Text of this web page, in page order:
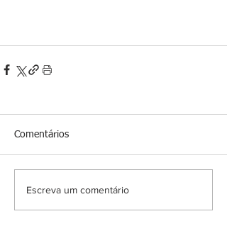
Comentários
Escreva um comentário